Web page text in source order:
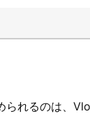
られるのは、